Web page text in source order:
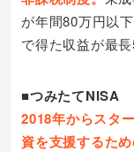
が年間80万円以
で得た収益が最長
■つみたてNISA
2018年からスタ
資を支援するため